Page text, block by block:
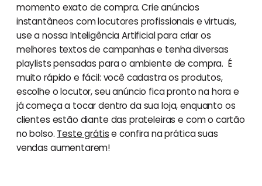
momento exato de compra. Crie anúncios
instantâneos com locutores profissionais e virtuais,
use a nossa Inteligência Artificial para criar os
melhores textos de campanhas e tenha diversas
playlists pensadas para o ambiente de compra. É
muito rápido e fácil: você cadastra os produtos,
escolhe o locutor, seu anúncio fica pronto na hora e
já começa a tocar dentro da sua loja, enquanto os
clientes estão diante das prateleiras e com o cartão
no bolso. Teste grátise confira na prática suas
vendas aumentarem!